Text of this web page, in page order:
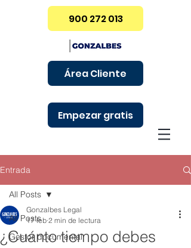
900 272 013
Área Cliente
Empezar gratis
Entrada
All Posts
Gestor documental
All Posts
¿Cuánto tiempo debes
Gonzalbes Legal
17 feb 2 min de lectura